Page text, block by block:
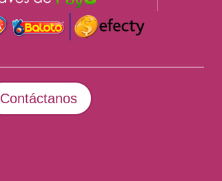
Contáctanos